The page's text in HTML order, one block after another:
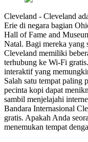
Cleveland - Cleveland
Erie di negara bagian
Hall of Fame and
Natal. Bagi mereka yang
Cleveland memiliki
terhubung ke Wi-Fi
interaktif yang
Salah satu tempat paling
pecinta kopi dapat
sambil menjelajahi
Bandara Internasional
gratis. Apakah Anda
menemukan tempat